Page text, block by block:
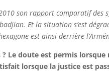
son rapport comparatif
Et la situation s’est
est ainsi derrière
Le doute est permis
lorsque la justice est